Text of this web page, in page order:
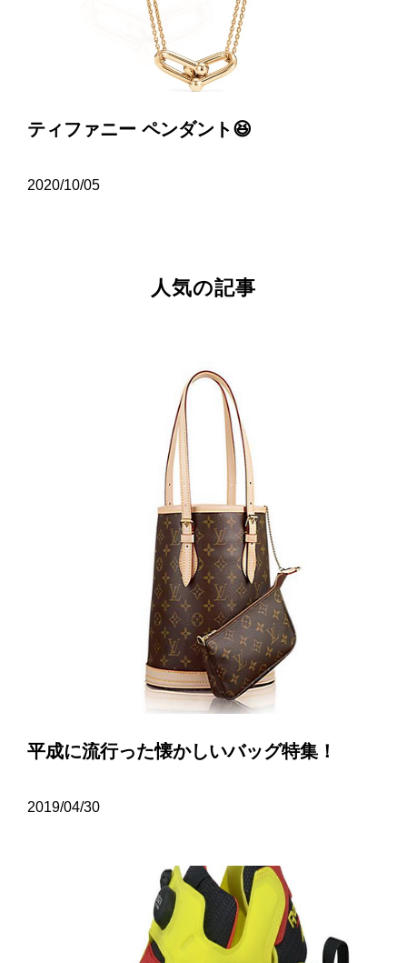
ティファニー ペンダント😆
2020/10/05
人気の記事
平成に流行った懐かしいバッグ特集！
2019/04/30